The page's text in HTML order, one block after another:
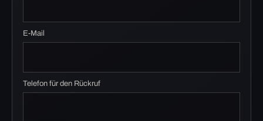
E-Mail
Telefon für den Rückruf